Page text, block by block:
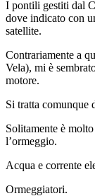
I pontili gestiti dal
dove indicato con
satellite.
Contrariamente a
Vela), mi è
motore.
Si tratta comunque
Solitamente è
l’ormeggio.
Acqua e corrente
Ormeggiatori.